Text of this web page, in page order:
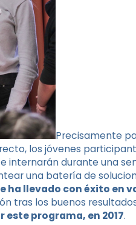
Precisamente
los jóvenes
internarán durante una
una batería de
ha llevado con éxito en
tras los buenos resultados
programa, en 2017.